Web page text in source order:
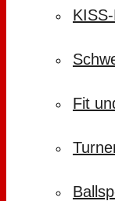
Fit